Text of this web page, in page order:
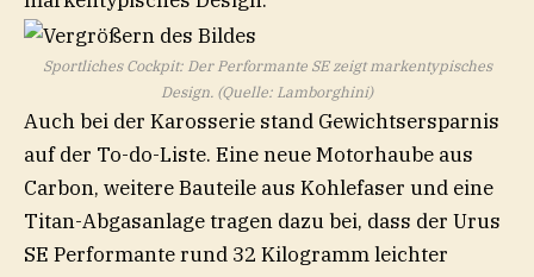
Sportliches Cockpit: Der Performante SE zeigt markentypisches
Design. (Quelle: Lamborghini)
Auch bei der Karosserie stand Gewichtsersparnis
auf der To-do-Liste. Eine neue Motorhaube aus
Carbon, weitere Bauteile aus Kohlefaser und eine
Titan-Abgasanlage tragen dazu bei, dass der Urus
SE Performante rund 32 Kilogramm leichter